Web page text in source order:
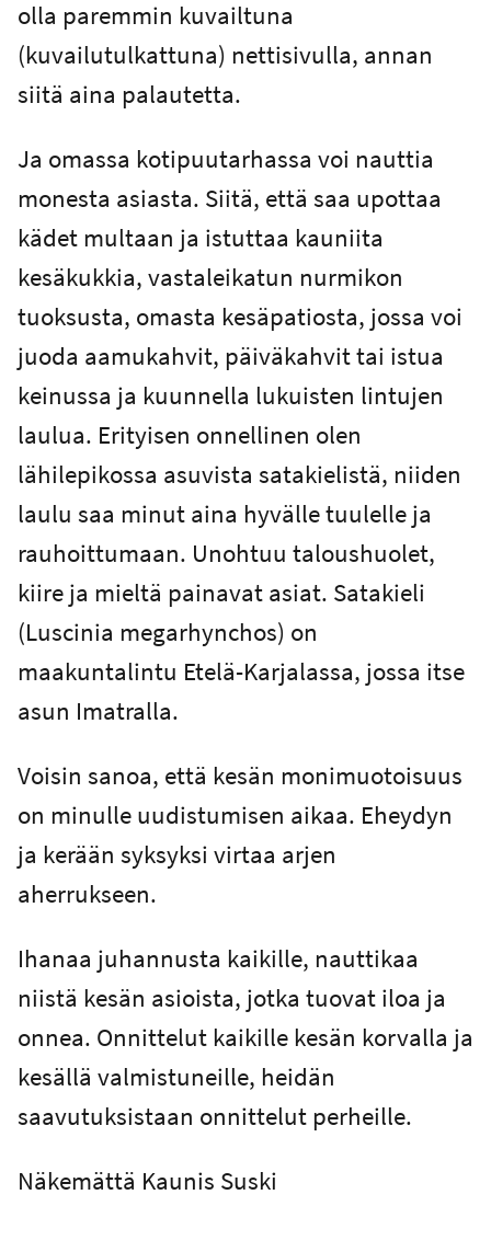
olla paremmin kuvailtuna
(kuvailutulkattuna) nettisivulla, annan
siitä aina palautetta.
Ja omassa kotipuutarhassa voi nauttia
monesta asiasta. Siitä, että saa upottaa
kädet multaan ja istuttaa kauniita
kesäkukkia, vastaleikatun nurmikon
tuoksusta, omasta kesäpatiosta, jossa voi
juoda aamukahvit, päiväkahvit tai istua
keinussa ja kuunnella lukuisten lintujen
laulua. Erityisen onnellinen olen
lähilepikossa asuvista satakielistä, niiden
laulu saa minut aina hyvälle tuulelle ja
rauhoittumaan. Unohtuu taloushuolet,
kiire ja mieltä painavat asiat. Satakieli
(Luscinia megarhynchos) on
maakuntalintu Etelä-Karjalassa, jossa itse
asun Imatralla.
Voisin sanoa, että kesän monimuotoisuus
on minulle uudistumisen aikaa. Eheydyn
ja kerään syksyksi virtaa arjen
aherrukseen.
Ihanaa juhannusta kaikille, nauttikaa
niistä kesän asioista, jotka tuovat iloa ja
onnea. Onnittelut kaikille kesän korvalla ja
kesällä valmistuneille, heidän
saavutuksistaan onnittelut perheille.
Näkemättä Kaunis Suski